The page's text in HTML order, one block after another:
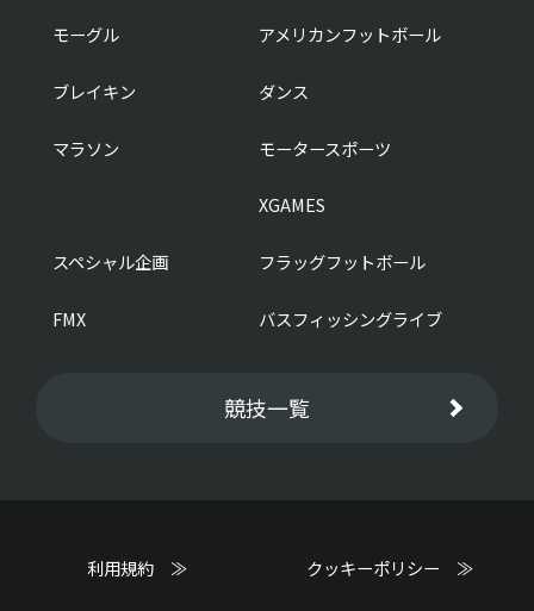
モーグル アメリカンフットボール
ブレイキン ダンス
マラソン モータースポーツ
XGAMES
スペシャル企画 フラッグフットボール
FMX バスフィッシングライブ
競技一覧
利用規約 ≫ クッキーポリシー ≫